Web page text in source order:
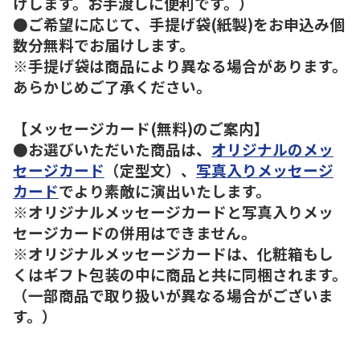
●ご希望に応じて、手提げ袋(紙製)をお申込み個
数分無料でお届けします。
※手提げ袋は商品により異なる場合があります。
あらかじめご了承ください。
【メッセージカード(無料)のご案内】
●お選びいただいた商品は、 オリジナルのメッ
セージカード （定型文）、 写真入りメッセージ
カードでより素敵に演出いたします。
※オリジナルメッセージカードと写真入りメッ
セージカードの併用はできません。
※オリジナルメッセージカードは、化粧箱もし
くはギフト包装の中に商品と共に同梱されます。
（一部商品で取り扱いが異なる場合がございま
す。）